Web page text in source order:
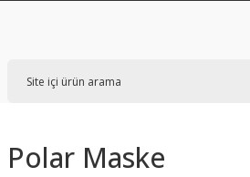
Polar Maske